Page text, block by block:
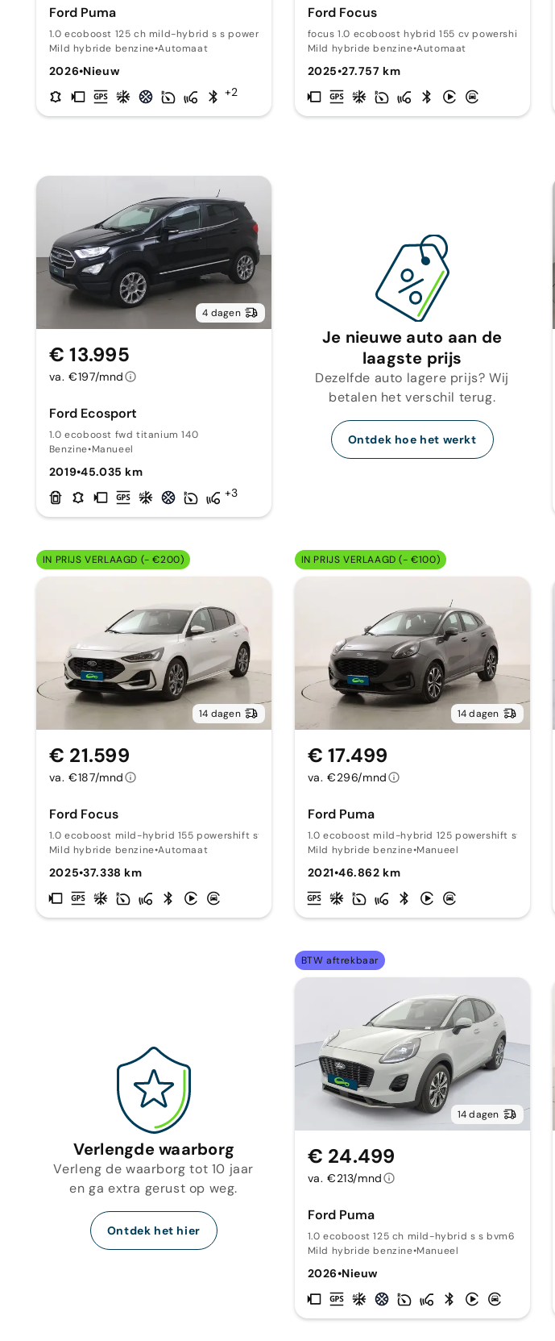
Ford Puma
1.0 ecoboost 125 ch mild-hybrid s s powershift st-
Mild hybride benzine•Automaat
2026•Nieuw
+2
Ford Focus
focus 1.0 ecoboost hybrid 155 cv powershift 5p. st
Mild hybride benzine•Automaat
2025•27.757 km
4 dagen
Ford Ecosport
1.0 ecoboost fwd titanium 140
Benzine•Manueel
2019•45.035 km
+3
€ 13.995
va. €197/mnd
Je nieuwe auto aan de
laagste prijs
Dezelfde auto lagere prijs? Wij
betalen het verschil terug.
Ontdek hoe het werkt
IN PRIJS VERLAAGD (- €200)
14 dagen
Ford Focus
1.0 ecoboost mild-hybrid 155 powershift st-line 15
Mild hybride benzine•Automaat
2025•37.338 km
€ 21.599
va. €187/mnd
IN PRIJS VERLAAGD (- €100)
14 dagen
Ford Puma
1.0 ecoboost mild-hybrid 125 powershift st-line 12
Mild hybride benzine•Manueel
2021•46.862 km
€ 17.499
va. €296/mnd
Verlengde waarborg
Verleng de waarborg tot 10 jaar
en ga extra gerust op weg.
Ontdek het hier
BTW aftrekbaar
14 dagen
Ford Puma
1.0 ecoboost 125 ch mild-hybrid s s bvm6 titanium
Mild hybride benzine•Manueel
2026•Nieuw
€ 24.499
va. €213/mnd